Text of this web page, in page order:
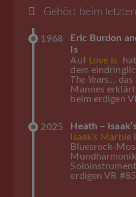
Gehört beim
1968
Eric Burdon
Is
Auf
Love Is
dem
The Years.. .
Mannes
beim erdigen
2025
Heath –
Isaak’s Marble
Bluesrock-
erdigen VR